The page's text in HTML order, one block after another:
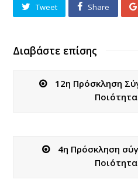
Tweet Share
Διαβάστε επίσης
12η Πρόσκληση
4η Πρόσκληση